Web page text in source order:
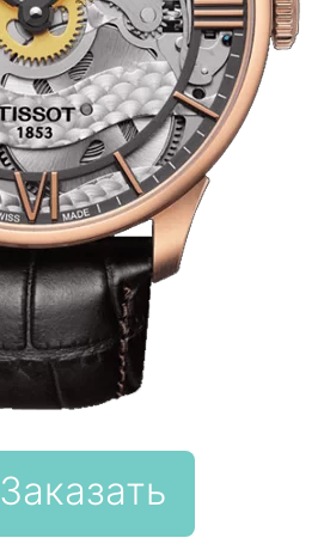
Заказать